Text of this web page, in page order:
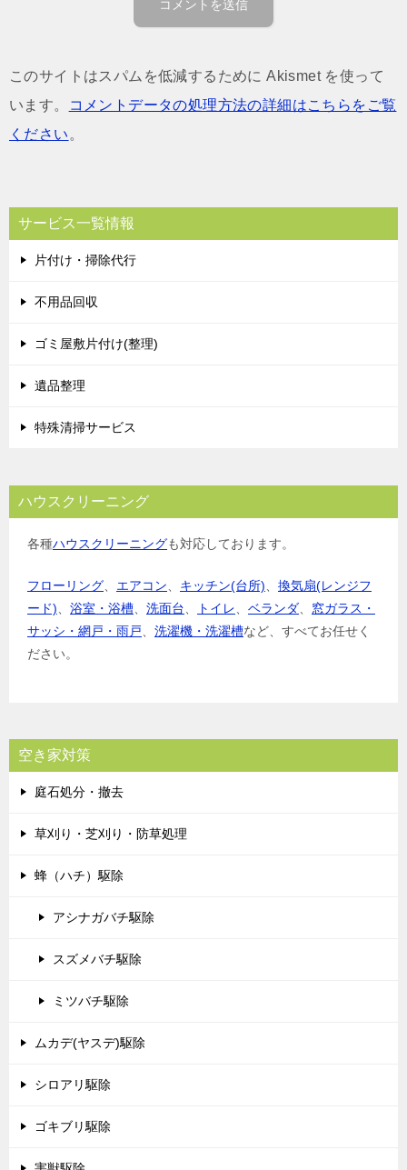
このサイトはスパムを低減するために Akismet を使って
います。
コメントデータの処理方法の詳細はこちらをご覧
ください 。
サービス一覧情報
片付け・掃除代行
不用品回収
ゴミ屋敷片付け(整理)
遺品整理
特殊清掃サービス
ハウスクリーニング
各種ハウスクリーニングも対応しております。
フローリング エアコン キッチン(台所)
換気扇(レンジフ
ード)
浴室・浴槽 洗面台 トイレ ベランダ
窓ガラス・
サッシ・網戸・雨戸
洗濯機・洗濯槽など、すべてお任せく
ださい。
空き家対策
庭石処分・撤去
草刈り・芝刈り・防草処理
蜂（ハチ）駆除
アシナガバチ駆除
スズメバチ駆除
ミツバチ駆除
ムカデ(ヤスデ)駆除
シロアリ駆除
ゴキブリ駆除